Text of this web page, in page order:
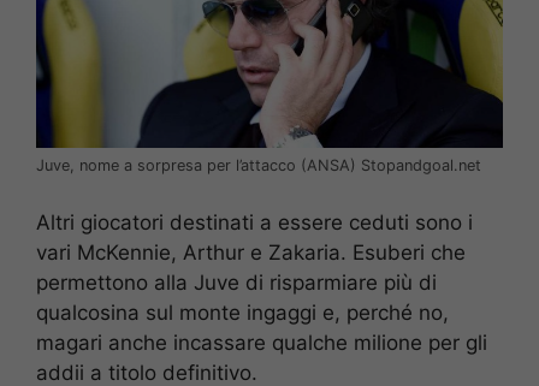
Juve, nome a sorpresa per l’attacco (ANSA) Stopandgoal.net
Altri giocatori destinati a essere ceduti sono i
vari McKennie, Arthur e Zakaria. Esuberi che
permettono alla Juve di risparmiare più di
qualcosina sul monte ingaggi e, perché no,
magari anche incassare qualche milione per gli
addii a titolo definitivo.